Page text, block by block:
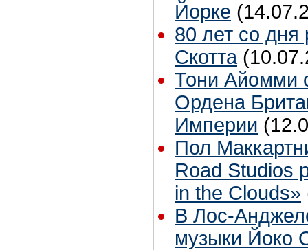
Йорке
80 лет со
Скотта
Тони Айомми
Ордена
Империи
Пол
Road Studios
in the Clouds»
В Лос-
музыки Йоко